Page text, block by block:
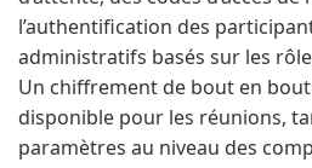
l’authentification des
administratifs basés sur les
Un chiffrement de bout en
disponible pour les réunions,
paramètres au niveau des